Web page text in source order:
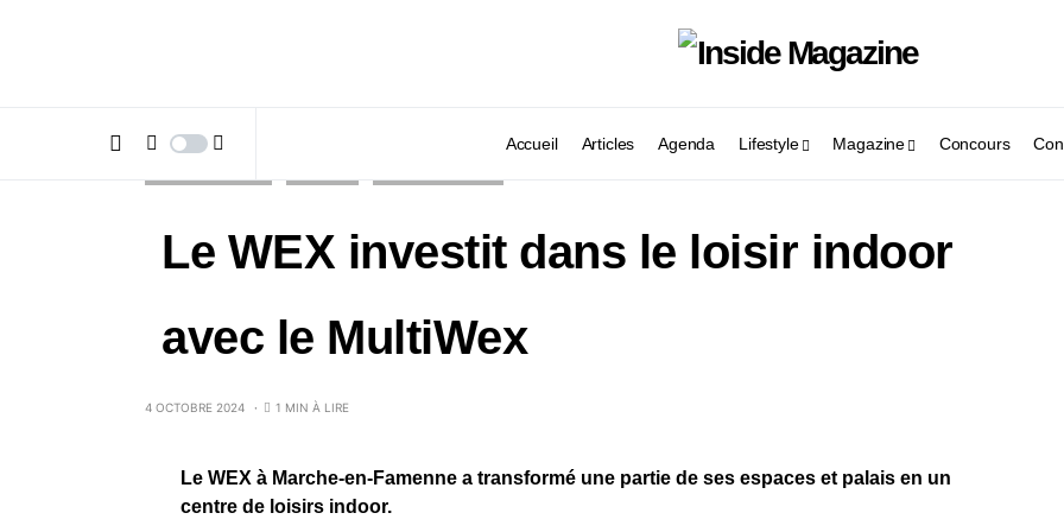
Accueil Articles Agenda Lifestyle Magazine Concours
Le WEX investit dans le loisir indoor
avec le MultiWex
4 OCTOBRE 2024 1 MIN À LIRE
Le WEX à Marche-en-Famenne a transformé une partie de ses espaces et palais en un
centre de loisirs indoor.